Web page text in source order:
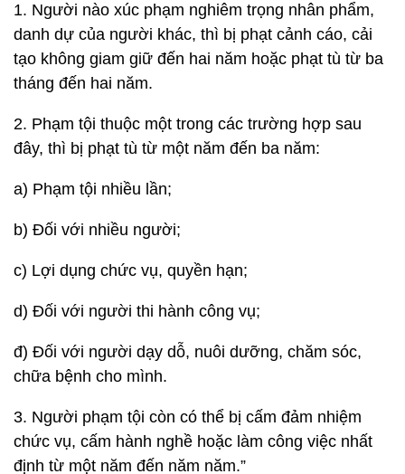
1. Người nào xúc phạm nghiêm trọng nhân phẩm,
danh dự của người khác, thì bị phạt cảnh cáo, cải
tạo không giam giữ đến hai năm hoặc phạt tù từ ba
tháng đến hai năm.
2. Phạm tội thuộc một trong các trường hợp sau
đây, thì bị phạt tù từ một năm đến ba năm:
a) Phạm tội nhiều lần;
b) Đối với nhiều người;
c) Lợi dụng chức vụ, quyền hạn;
d) Đối với người thi hành công vụ;
đ) Đối với người dạy dỗ, nuôi dưỡng, chăm sóc,
chữa bệnh cho mình.
3. Người phạm tội còn có thể bị cấm đảm nhiệm
chức vụ, cấm hành nghề hoặc làm công việc nhất
định từ một năm đến năm năm.”